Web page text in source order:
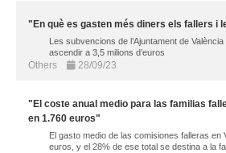
"En què es gasten més diners els fallers i
Les subvencions de l’Ajuntament de
ascendir a 3,5 milions d’euros
Others 28/09/23
"El coste anual medio para las familias
en 1.760 euros"
El gasto medio de las comisiones falleras en
euros, y el 28% de ese total se destina a la